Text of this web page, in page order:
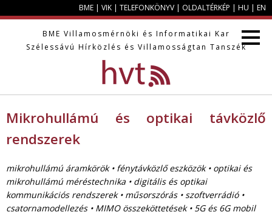
BME | VIK | TELEFONKÖNYV | OLDALTÉRKÉP | HU | EN
BME Villamosmérnöki és Informatikai Kar
Szélessávú Hírközlés és Villamosságtan Tanszék
Mikrohullámú és optikai távközlő
rendszerek
mikrohullámú áramkörök • fénytávközlő eszközök • optikai és
mikrohullámú méréstechnika • digitális és optikai
kommunikációs rendszerek • műsorszórás • szoftverrádió •
csatornamodellezés • MIMO összeköttetések • 5G és 6G mobil